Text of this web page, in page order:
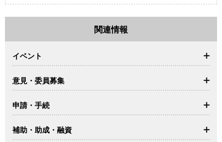
関連情報
イベント
意見・委員募集
申請・手続
補助・助成・融資